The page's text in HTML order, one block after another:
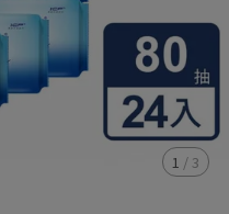
1 / 3